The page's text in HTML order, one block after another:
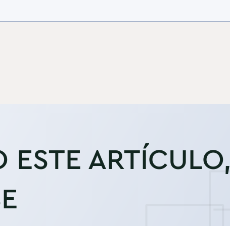
ESTE ARTÍCULO,